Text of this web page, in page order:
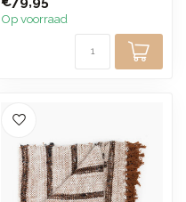
tinte...
Op voorraad